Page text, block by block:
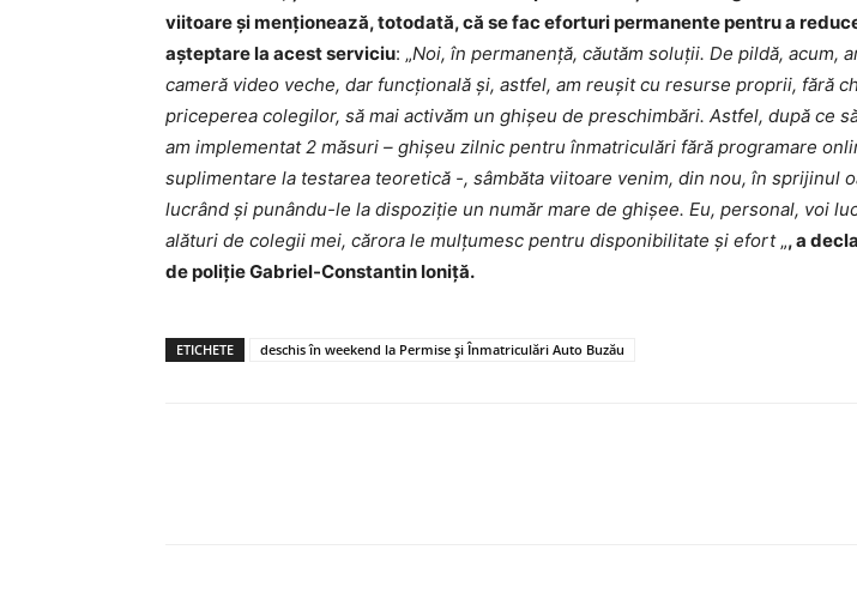
viitoare și menționează, totodată, că se fac eforturi permanente pentru a
așteptare la acest serviciu: „Noi, în permanență, căutăm soluții. De pildă, acum,
cameră video veche, dar funcțională și, astfel, am reușit cu resurse proprii, fără
priceperea colegilor, să mai activăm un ghișeu de preschimbări. Astfel, după ce
am implementat 2 măsuri – ghișeu zilnic pentru înmatriculări fără programare
suplimentare la testarea teoretică -, sâmbăta viitoare venim, din nou, în sprijinul
lucrând și punându-le la dispoziție un număr mare de ghișee. Eu, personal, voi
alături de colegii mei, cărora le mulțumesc pentru disponibilitate și efort„, a
de poliție Gabriel-Constantin Ioniță.
ETICHETE deschis în weekend la Permise și Înmatriculări Auto Buzău